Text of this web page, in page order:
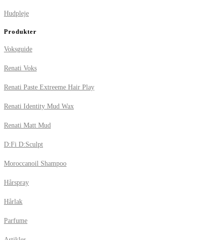
Hudpleje
Produkter
Voksguide
Renati Voks
Renati Paste Extreeme Hair Play
Renati Identity Mud Wax
Renati Matt Mud
D:Fi D:Sculpt
Moroccanoil Shampoo
Hårspray
Hårlak
Parfume